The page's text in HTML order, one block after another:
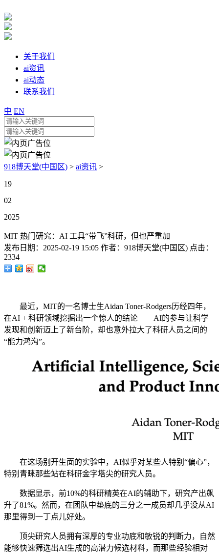
关于我们
ai资讯
ai动态
联系我们
中 EN
918博天堂(中国区) > ai资讯 >
19
02
2025
MIT 热门研究：AI 工具“带飞”科研，但也严重加
发布日期： 2025-02-19 15:05 作者： 918博天堂(中国区) 点击：
2334
最近，MIT的一名博士生Aidan Toner-Rodgers历经四年，
在AI + 科研领域挖掘出一个惊人的结论——AI的参与让科学
发现和创新迈上了新台阶，却也意外拉大了科研人员之间的
“能力鸿沟”。
在这场别开生面的实验中，AI似乎对某些人特别“偏心”，
特别青睐那些站在科研金字塔尖的研究人员。
数据显示，前10%的科研精英在AI的辅助下，研究产出飙
升了81%。然而，在团队中垫底的三分之一成员却几乎没从AI
那里得到一丁点儿好处。
顶尖研究人员拥有深厚的专业功底和敏锐的判断力，自然
能够快速筛选出AI生成的高潜力候选材料，而那些经验相对